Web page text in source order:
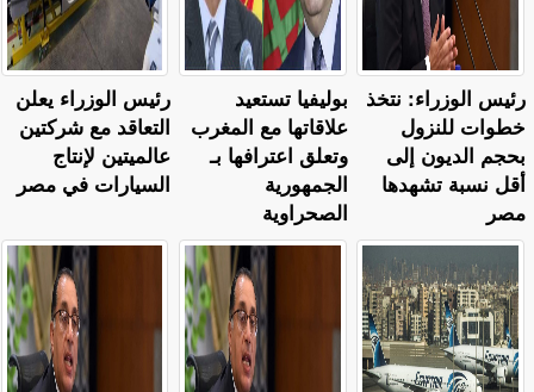
رئيس الوزراء يعلن
التعاقد مع شركتين
عالميتين لإنتاج
السيارات في مصر
بوليفيا تستعيد
علاقاتها مع المغرب
وتعلق اعترافها بـ
الجمهورية
الصحراوية
رئيس الوزراء: نتخذ
خطوات للنزول
بحجم الديون إلى
أقل نسبة تشهدها
مصر